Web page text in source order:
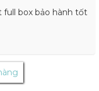
box bảo hành tốt